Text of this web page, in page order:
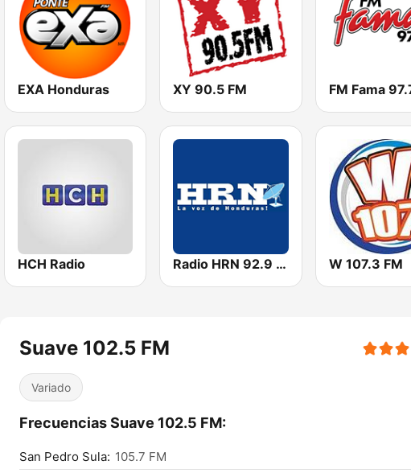
EXA Honduras XY 90.5 FM FM Fama
HCH Radio Radio HRN 92.9 FM W 107.3 FM
Suave 102.5 FM
Variado
Frecuencias Suave 102.5 FM:
San Pedro Sula: 105.7 FM